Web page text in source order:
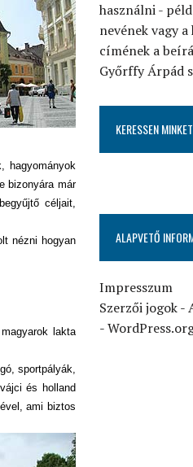
hagyományok
bizonyára már
céljait,
nézni hogyan
lakta
sportpályák,
és holland
ami biztos
használni -
nevének vagy
címének a
Győrffy Árpád
KERESSEN
ALAPVETŐ
Impresszum
Szerzői jogok-
-